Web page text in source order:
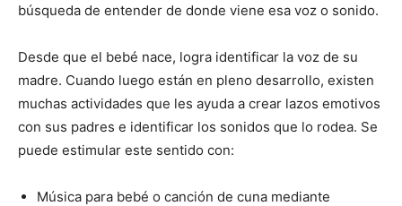
búsqueda de entender de donde viene esa voz o sonido.
Desde que el bebé nace, logra identificar la voz de su
madre. Cuando luego están en pleno desarrollo, existen
muchas actividades que les ayuda a crear lazos emotivos
con sus padres e identificar los sonidos que lo rodea. Se
puede estimular este sentido con:
Música para bebé o canción de cuna mediante